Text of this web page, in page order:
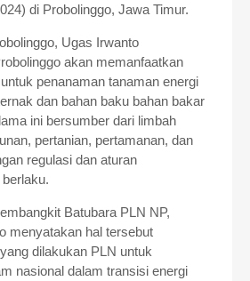
di Probolinggo, Jawa Timur.
Ugas Irwanto
akan memanfaatkan
penanaman tanaman energi
dan bahan baku bahan bakar
ini bersumber dari limbah
pertanian, pertamanan, dan
regulasi dan aturan
Batubara PLN NP,
menyatakan hal tersebut
dilakukan PLN untuk
nasional dalam transisi energi